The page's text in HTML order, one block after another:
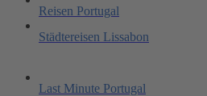
Reisen Portugal
Städtereisen Lissabon
Last Minute Portugal